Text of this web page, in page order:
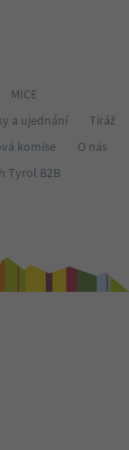
MICE
a ujednání
Tiráž
komise
O nás
Tyrol B2B